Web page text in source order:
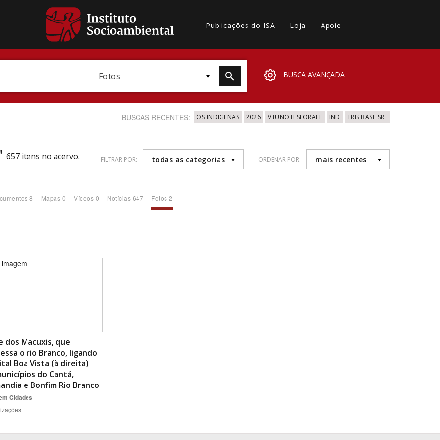
Publicações do ISA Loja Apoie
Fotos BUSCA AVANÇADA
BUSCAS RECENTES: OS INDIGENAS 2026 VTUNOTESFORALL IND TRIS BASE SRL
657 itens no acervo. FILTRAR POR: todas as categorias ORDENAR POR: mais recentes
8 Mapas 0 Vídeos 0 Notícias 647 Fotos 2
dos Macuxis, que
o rio Branco, ligando
Boa Vista (à direita)
do Cantá,
e Bonfim Rio Branco
Cidades